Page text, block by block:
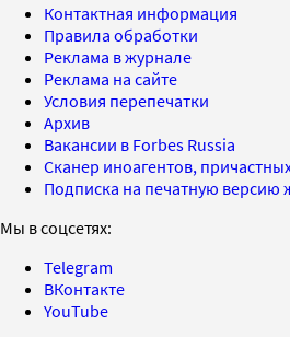
Контактная информация
Правила обработки
Реклама в журнале
Реклама на сайте
Условия перепечатки
Архив
Вакансии в Forbes Russia
Сканер иноагентов,
Подписка на печатную версию
Мы в соцсетях:
Telegram
ВКонтакте
YouTube